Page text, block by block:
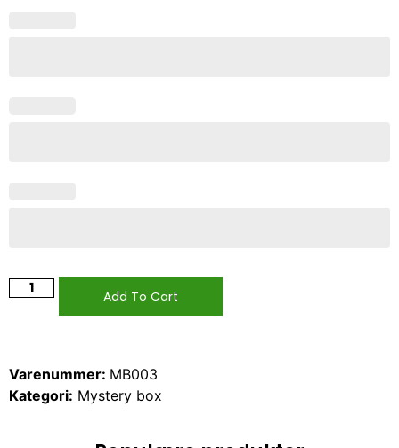
Add To Cart
Varenummer: MB003
Kategori: Mystery box